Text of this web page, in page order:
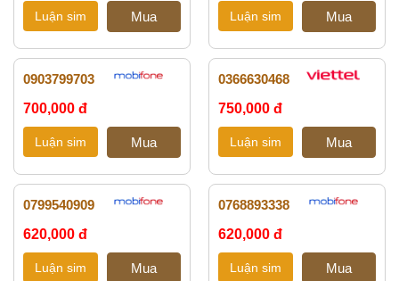
0903799703
700,000 đ
0366630468
750,000 đ
0799540909
620,000 đ
0768893338
620,000 đ